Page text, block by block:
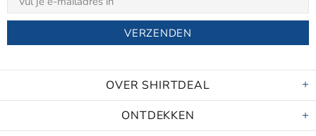
OVER SHIRTDEAL
ONTDEKKEN